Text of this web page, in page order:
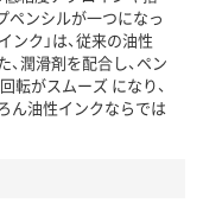
ペンシルが一つになっ
ンク」は、従来の油性
潤滑剤を配合し、ペン
転がスムーズ になり、
ん油性インクならでは